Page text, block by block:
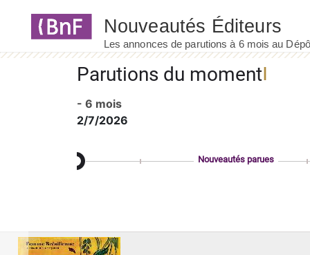
Parutions du moment
- 6 mois
2/7/2026
Nouveautés parues